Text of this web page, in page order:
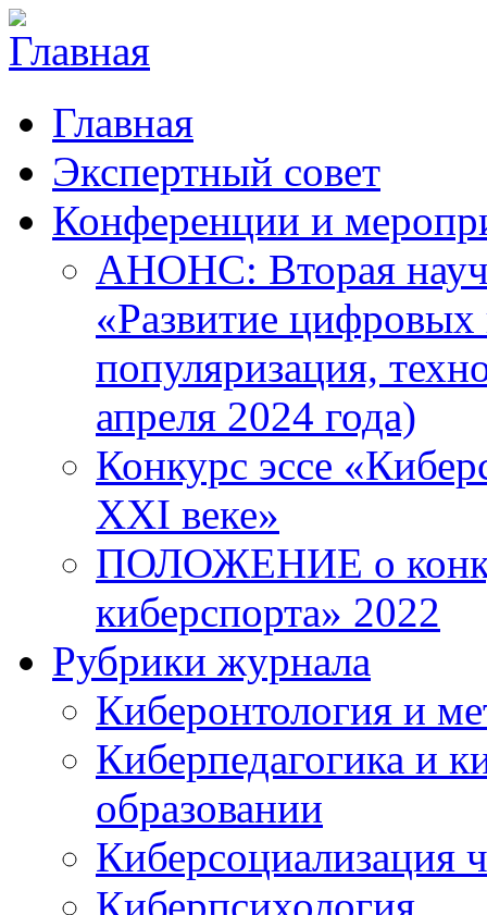
Главная
Экспертный совет
Конференции и
АНОНС: Вторая
«Развитие цифровых
популяризация,
апреля 2024 года)
Конкурс эссе
XXI веке»
ПОЛОЖЕНИЕ о
киберспорта» 2022
Рубрики журнала
Киберонтология и
Киберпедагогика и
образовании
Киберсоциализация